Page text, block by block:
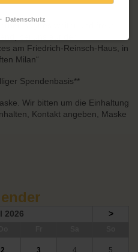
sagt es weiter und freut
bei uns auf der
am Friedrich-Reinsch-Haus, in
Milan“
Spendenbasis**
Wir bitten um die Einhaltung
Kontakt angeben, Maske
2026 >
2 3 4 5
Datenschutz